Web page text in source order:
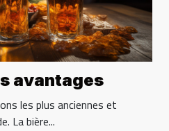
avantages
les plus anciennes et
La bière...